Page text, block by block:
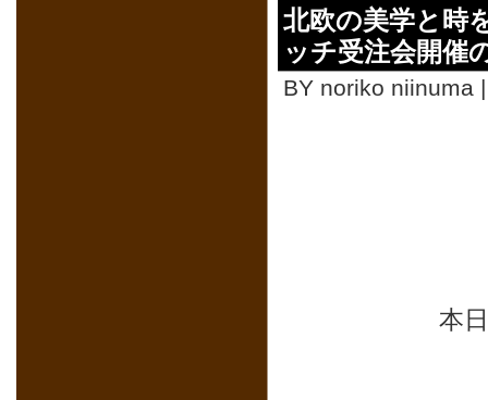
北欧の美学と時
ッチ受注会開催
BY noriko niinuma
本